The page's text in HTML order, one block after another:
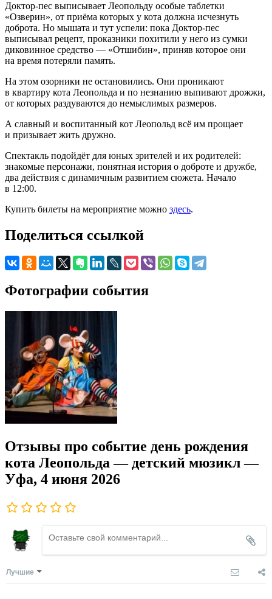
Доктор-пес выписывает Леопольду особые таблетки
«Озверин», от приёма которых у кота должна исчезнуть
доброта. Но мышата и тут успели: пока Доктор-пес
выписывал рецепт, проказники похитили у него из сумки
диковинное средство — «Отшибин», приняв которое они
на время потеряли память.
На этом озорники не остановились. Они проникают
в квартиру кота Леопольда и по незнанию выпивают дрожжи,
от которых раздуваются до немыслимых размеров.
А славный и воспитанный кот Леопольд всё им прощает
и призывает жить дружно.
Спектакль подойдёт для юных зрителей и их родителей:
знакомые персонажи, понятная история о доброте и дружбе,
два действия с динамичным развитием сюжета. Начало
в 12:00.
Купить билеты на мероприятие можно здесь.
Поделиться ссылкой
Фотографии события
Отзывы про событие день рождения
кота Леопольда — детский мюзикл —
Уфа, 4 июня 2026
Лучшие